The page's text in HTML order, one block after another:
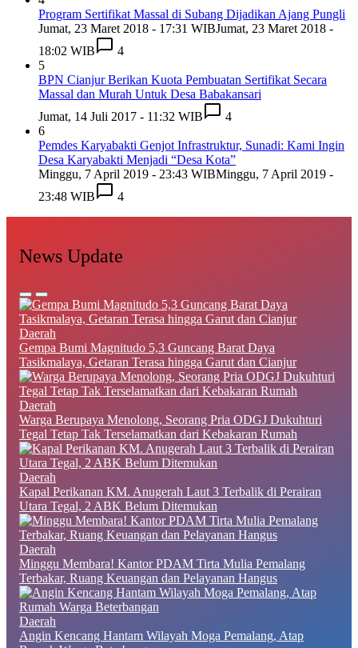
Program Sertifikat Massal di Subang Dijadikan Ajang Pungli
Jumat, 23 Maret 2018 - 17:31 WIBJumat, 23 Maret 2018 -
18:02 WIB
4
5
BPN Cianjur Berikan Kuota Pembuatan Sertifikat Secara
Massal dan Murah Untuk Desa Babakansari
Jumat, 14 Juli 2017 - 11:32 WIB
4
6
Pemdes Karyabakti Genjot Infrastruktur, Sunadi: Kami Ingin
Desa Karyabakti Menjadi “Desa Kota”
Minggu, 7 April 2019 - 23:43 WIBMinggu, 7 April 2019 -
23:48 WIB
4
News Update
Daerah
Gempa Bumi Magnitudo 5,3 Guncang Barat Daya
Tasikmalaya, Getaran Terasa hingga Garut dan Cianjur
Daerah
Warga Berupaya Menolong, Seorang Pria ODGJ Dukuhturi
Tegal Tetap Tak Terselamatkan dari Kebakaran Rumah
Daerah
Kapal Perikanan KM. Anugerah Laut 3 Terbalik di Perairan
Utara Tegal, 2 ABK Belum Ditemukan
Daerah
Minggu Membara! Kantor PDAM Tirta Mulia Pemalang
Terbakar, Ruang Keuangan dan Pelayanan Hangus
Daerah
Angin Kencang Hantam Wilayah Moga Pemalang, Atap